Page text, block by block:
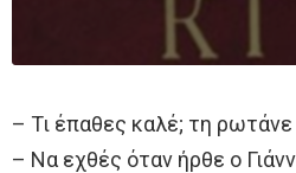
– Τι έπαθες καλέ; τη ρωτάνε
– Να εχθές όταν ήρθε ο